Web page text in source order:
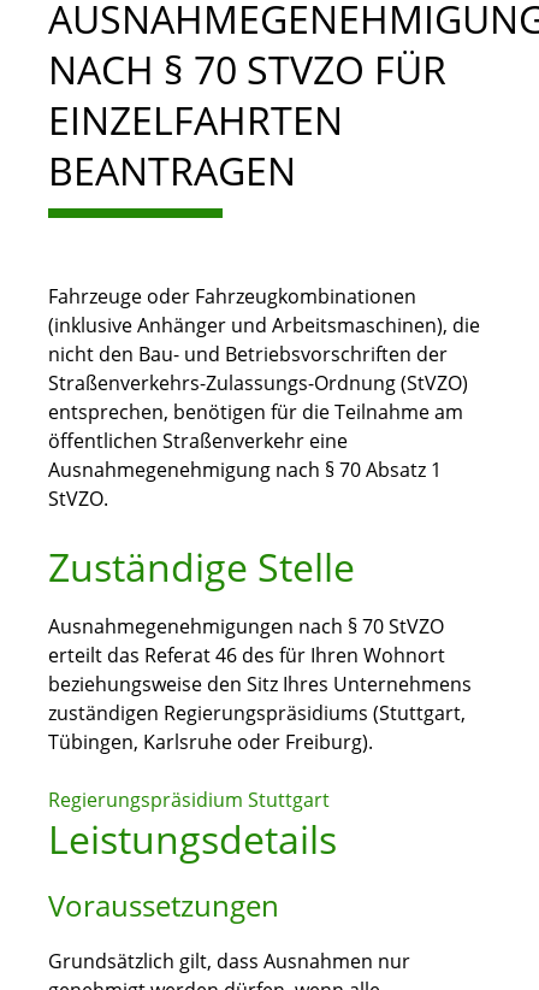
NACH § 70 STVZO FÜR
EINZELFAHRTEN
BEANTRAGEN
Fahrzeuge oder Fahrzeugkombinationen
(inklusive Anhänger und Arbeitsmaschinen), die
nicht den Bau- und Betriebsvorschriften der
Straßenverkehrs-Zulassungs-Ordnung (StVZO)
entsprechen, benötigen für die Teilnahme am
öffentlichen Straßenverkehr eine
Ausnahmegenehmigung nach § 70 Absatz 1
StVZO.
Zuständige Stelle
Ausnahmegenehmigungen nach § 70 StVZO
erteilt das Referat 46 des für Ihren Wohnort
beziehungsweise den Sitz Ihres Unternehmens
zuständigen Regierungspräsidiums (Stuttgart,
Tübingen, Karlsruhe oder Freiburg).
Regierungspräsidium Stuttgart
Leistungsdetails
Voraussetzungen
Grundsätzlich gilt, dass Ausnahmen nur